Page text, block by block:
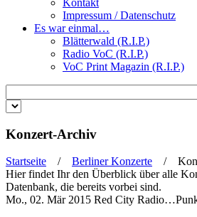
Kontakt
Impressum / Datenschutz
Es war einmal…
Blätterwald (R.I.P.)
Radio VoC (R.I.P.)
VoC Print Magazin (R.I.P.)
Konzert-Archiv
Sie sind hier
Startseite / Berliner Konzerte /
Hier findet Ihr den Überblick über alle
Datenbank, die bereits vorbei sind.
Mo., 02. Mär 2015 Red City